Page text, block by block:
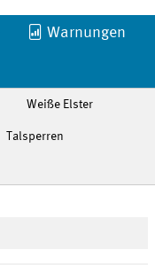
Warnungen
Weiße Elster
Talsperren